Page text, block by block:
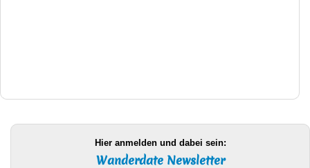
Hier anmelden und dabei sein:
Wanderdate Newsletter